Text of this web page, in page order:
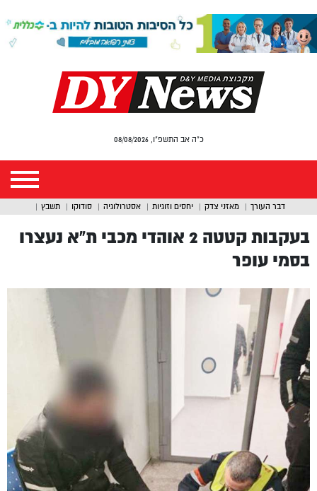
כ"ה אב התשפ"ו, 08/08/2026
דבר העורך מאזני צדק יחסים וזוגיות אסטרולוגיה סודוקו תשבץ
בעקבות קטטה 2 אוהדי מכבי ת”א נעצרו
בסמי עופר